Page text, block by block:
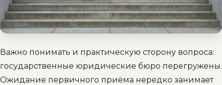
Важно понимать и практическую сторону вопроса:
государственные юридические бюро перегружены.
Ожидание первичного приёма нередко занимает